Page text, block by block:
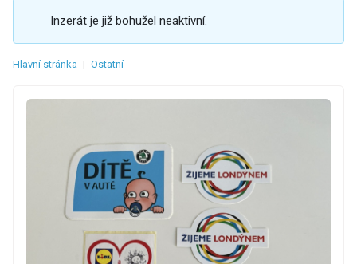
Inzerát je již bohužel neaktivní.
Hlavní stránka | Ostatní